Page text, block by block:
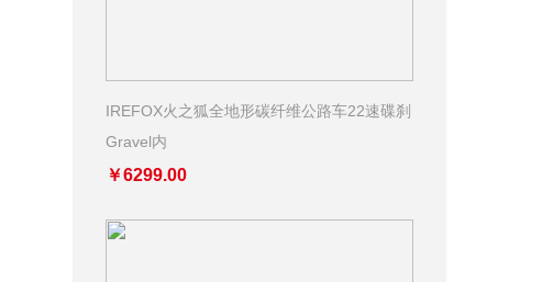
IREFOX火之狐全地形碳纤维公路车22速碟刹
Gravel内
￥6299.00